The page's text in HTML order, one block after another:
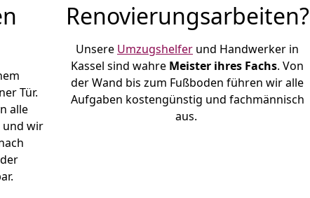
Tür.
alle
und wir
Renovierungsarbeiten?
Unsere Umzugshelfer und Handwerker in
Kassel sind wahre Meister ihres Fachs. Von
der Wand bis zum Fußboden führen wir alle
Aufgaben kostengünstig und fachmännisch
aus.